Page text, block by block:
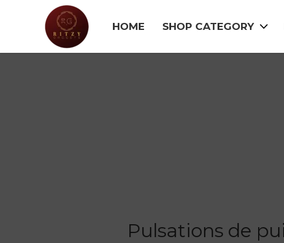
HOME SHOP CATEGORY
Pulsations de